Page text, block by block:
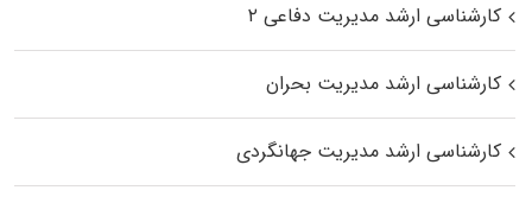
کارشناسی ارشد مدیریت دفاعی ۲
کارشناسی ارشد مدیریت بحران
کارشناسی ارشد مدیریت جهانگردی